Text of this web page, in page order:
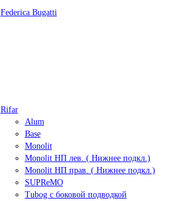
Federica Bugatti
Rifar
Alum
Base
Monolit
Monolit НП лев. ( Нижнее подкл.)
Monolit НП прав. ( Нижнее подкл.)
SUPReMO
Tubog с боковой подводкой